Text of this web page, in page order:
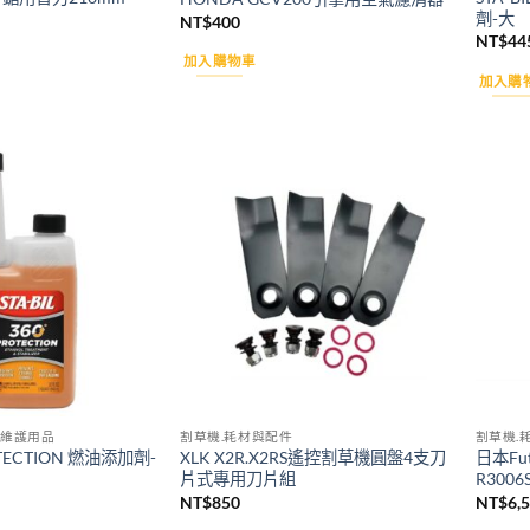
NT$400
加入購物車
劑-大
NT$
加入購
護用品
燃油添加劑-
Add to
wishlist
割草機.耗材與配件
XLK X2R.X2RS遙控割草機圓盤4支刀
片式專用刀片組
NT$850
割草機.
日本
NT$